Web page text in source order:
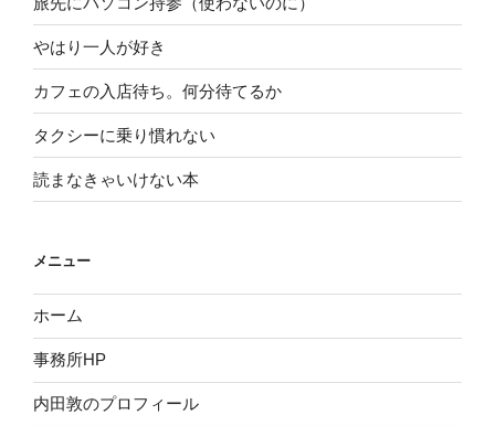
やはり一人が好き
カフェの入店待ち。何分待てるか
タクシーに乗り慣れない
読まなきゃいけない本
メニュー
ホーム
事務所HP
内田敦のプロフィール